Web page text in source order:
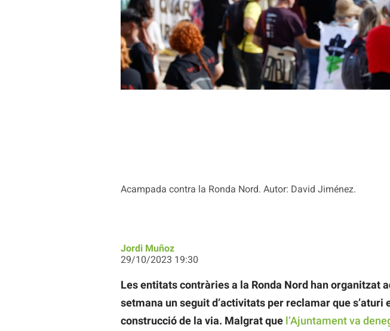
Acampada contra la Ronda Nord. Autor: David Jiménez.
Jordi Muñoz
29/10/2023 19:30
Les entitats contràries a la Ronda Nord han organitzat
setmana un seguit d’activitats per reclamar que s’aturi
construcció de la via. Malgrat que l’Ajuntament va